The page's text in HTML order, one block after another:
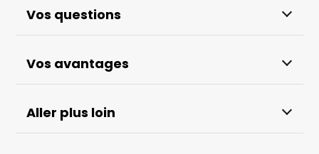
Vos questions
Vos avantages
Aller plus loin